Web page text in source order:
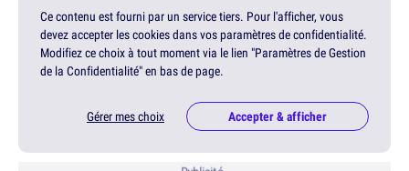
Ce contenu est fourni par un service tiers. Pour l'afficher, vous
devez accepter les cookies dans vos paramètres de confidentialité.
Modifiez ce choix à tout moment via le lien "Paramètres de Gestion
de la Confidentialité" en bas de page.
Gérer mes choix Accepter & afficher